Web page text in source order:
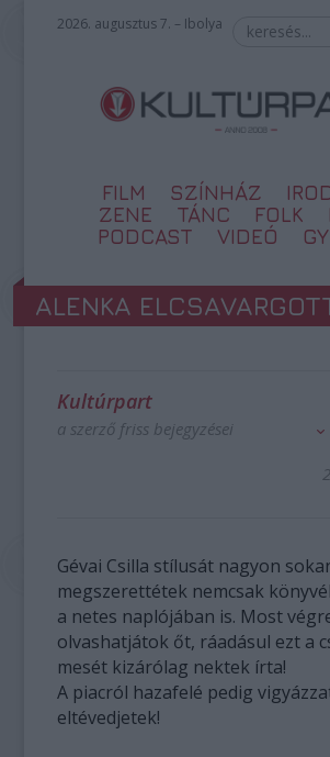
2026. augusztus 7. – Ibolya
FILM SZÍNHÁZ
ZENE
TÁNC FOLK
PODCAST
VIDEÓ
ALENKA
Kultúrpart
a szerző friss bejegyzései
Gévai Csilla stílusát nagyon
megszerettétek nemcsak
a netes naplójában is. Most
olvashatjátok őt, ráadásul ezt a
mesét kizárólag nektek írta!
A piacról hazafelé pedig
eltévedjetek!